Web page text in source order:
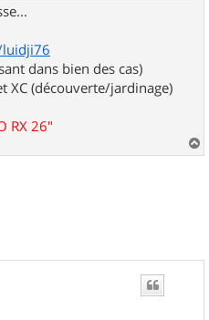
luidji76
dans bien des cas)
XC (découverte/jardinage)
RX 26"
a